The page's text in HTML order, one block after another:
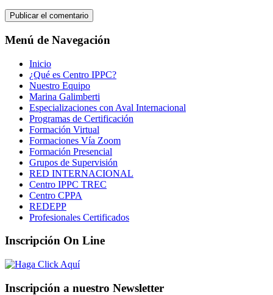
Menú de Navegación
Inicio
¿Qué es Centro IPPC?
Nuestro Equipo
Marina Galimberti
Especializaciones con Aval Internacional
Programas de Certificación
Formación Virtual
Formaciones Vía Zoom
Formación Presencial
Grupos de Supervisión
RED INTERNACIONAL
Centro IPPC TREC
Centro CPPA
REDEPP
Profesionales Certificados
Inscripción On Line
Inscripción a nuestro Newsletter